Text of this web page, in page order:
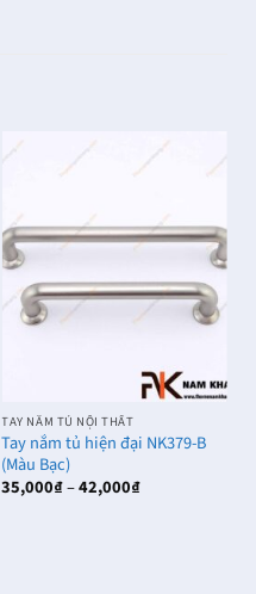
TAY NẮM TỦ NỘI THẤT
Tay nắm tủ hiện đại NK379-B
(Màu Bạc)
35,000₫–42,000₫Khoảng